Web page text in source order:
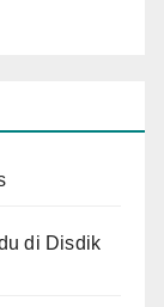
di Disdik